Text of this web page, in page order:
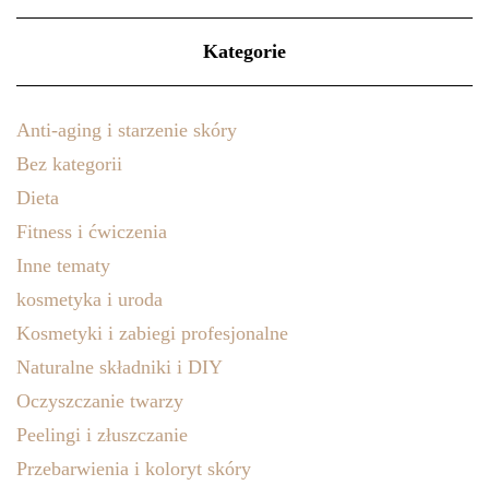
Kategorie
Anti-aging i starzenie skóry
Bez kategorii
Dieta
Fitness i ćwiczenia
Inne tematy
kosmetyka i uroda
Kosmetyki i zabiegi profesjonalne
Naturalne składniki i DIY
Oczyszczanie twarzy
Peelingi i złuszczanie
Przebarwienia i koloryt skóry